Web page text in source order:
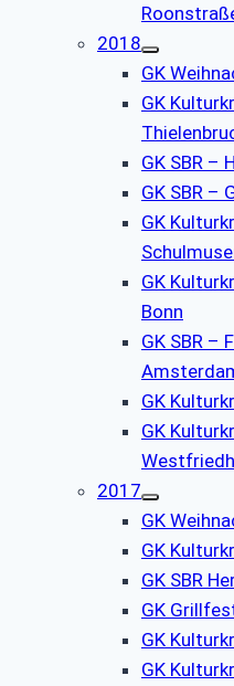
2018
GK
GK
GK SBR –
GK SBR –
GK
GK
Bonn
GK SBR –
GK
GK
2017
GK
GK
GK SBR
GK
GK
GK